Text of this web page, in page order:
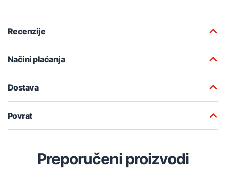
Recenzije
Načini plaćanja
Dostava
Povrat
Preporučeni proizvodi